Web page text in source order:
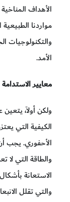
الأهداف
مواردنا
والتكنولوجيات
الأمد.
معايير الاستدامة
ولكن أولاً،
الكيفية التي
الأحفوري. يجب
والطاقة التي
الاستعانة
والتي تقلل